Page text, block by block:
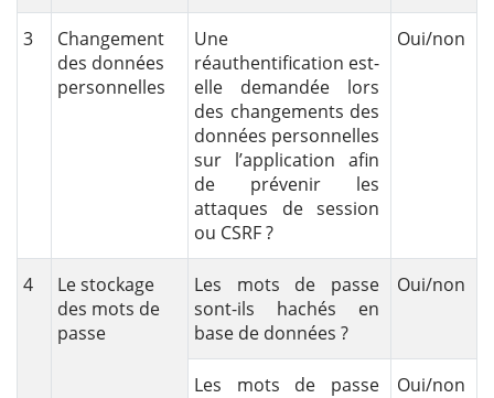
3
Changement
des données
personnelles
Une
réauthentification est-
elle demandée lors
des changements des
données personnelles
sur l’application afin
de prévenir les
attaques de session
ou CSRF ?
Oui/non
4
Le stockage
des mots de
passe
Les mots de passe
sont-ils hachés en
base de données ?
Oui/non
Les mots de passe
Oui/non